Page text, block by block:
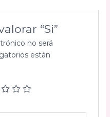
“Si”
no será
están